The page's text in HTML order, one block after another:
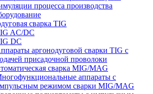
процесса производства
сварка TIG
AC/DC
DC
аргонодуговой сварки TIG с
присадочной проволоки
сварка MIG/MAG
аппараты с
режимом сварки MIG/MAG